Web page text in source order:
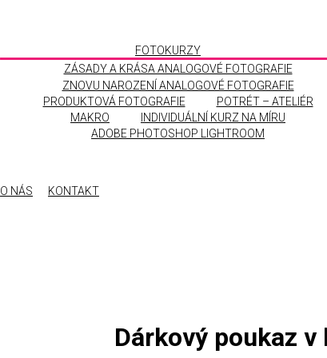
FOTOKURZY
ZÁSADY A KRÁSA ANALOGOVÉ FOTOGRAFIE
ZNOVU NAROZENÍ ANALOGOVÉ FOTOGRAFIE
PRODUKTOVÁ FOTOGRAFIE
POTRÉT – ATELIÉR
MAKRO
INDIVIDUÁLNÍ KURZ NA MÍRU
ADOBE PHOTOSHOP LIGHTROOM
O NÁS KONTAKT
Dárkový poukaz